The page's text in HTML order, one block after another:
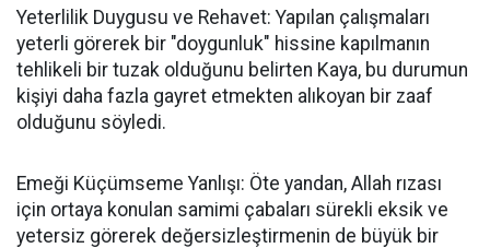
Yeterlilik Duygusu ve Rehavet: Yapılan çalışmaları
yeterli görerek bir "doygunluk" hissine kapılmanın
tehlikeli bir tuzak olduğunu belirten Kaya, bu durumun
kişiyi daha fazla gayret etmekten alıkoyan bir zaaf
olduğunu söyledi.
Emeği Küçümseme Yanlışı: Öte yandan, Allah rızası
için ortaya konulan samimi çabaları sürekli eksik ve
yetersiz görerek değersizleştirmenin de büyük bir